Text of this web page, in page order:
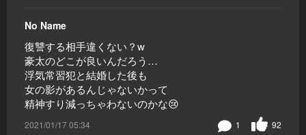
No Name
復讐する相手違くない？w
豪太のどこが良いんだろう…
浮気常習犯と結婚した後も
女の影があるんじゃないかって
精神すり減っちゃわないのかな😢
2021/01/17 05:34 92
1